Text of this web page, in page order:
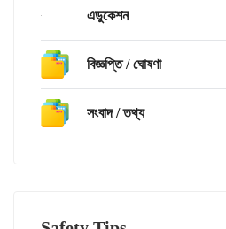
এডুকেশন
বিজ্ঞপ্তি / ঘোষণা
সংবাদ / তথ্য